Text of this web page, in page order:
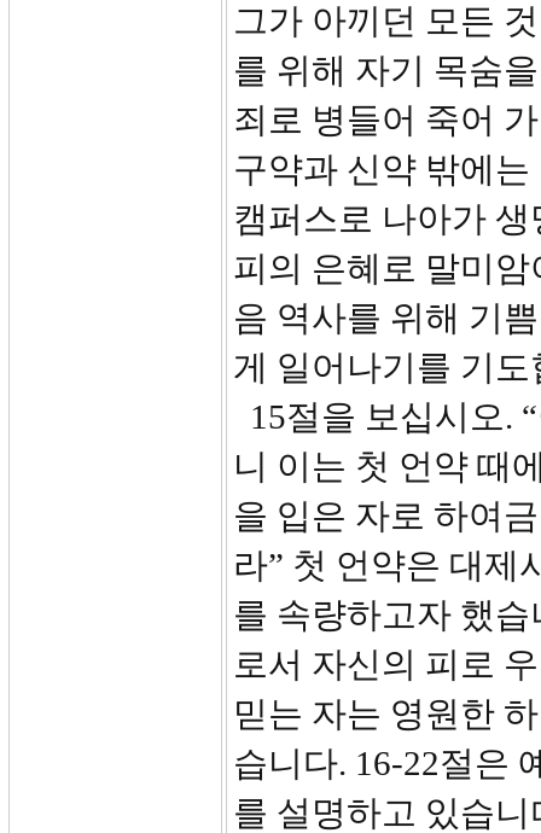
그가 아끼던 모든
를 위해 자기 목숨
죄로 병들어 죽어
구약과 신약 밖에
캠퍼스로 나아가
피의 은혜로 말미
음 역사를 위해 기
게 일어나기를 기도
15절을 보십시오.
니 이는 첫 언약 때
을 입은 자로 하여
라” 첫 언약은 대제
를 속량하고자 했
로서 자신의 피로
믿는 자는 영원한
습니다. 16-22절은
를 설명하고 있습